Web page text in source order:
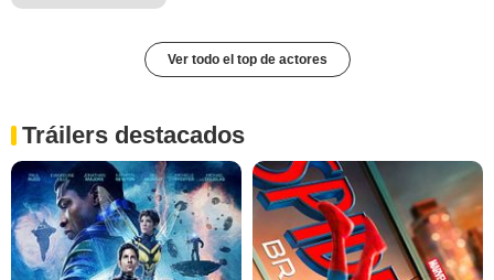
Ver todo el top de actores
Tráilers destacados